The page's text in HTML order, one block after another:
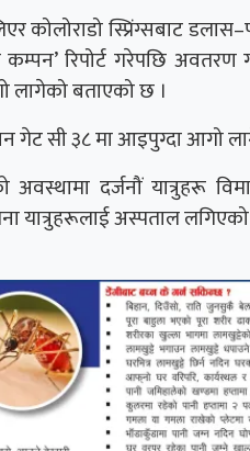
स्प्रिंग्सबाट
रिपोर्ट गरेपछि
लागेको बताएको छ ।
गेट सी ३८ मा आइपुग्दा आगो
दर्जनौं यात्रुहरू
यात्रुहरूलाई अस्पताल